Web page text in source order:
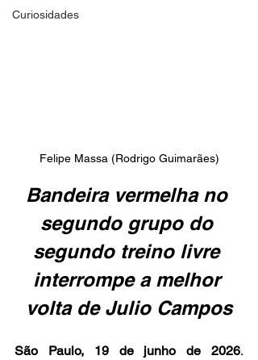
Curiosidades
Felipe Massa (Rodrigo Guimarães)
Bandeira vermelha no
segundo grupo do
segundo treino livre
interrompe a melhor
volta de Julio Campos
São Paulo, 19 de junho de 2026.